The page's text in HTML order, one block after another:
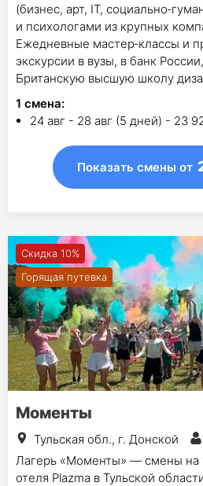
(бизнес, арт, IT,
и психологами из крупных
Ежедневные мастер‑классы и
экскурсии в вузы, в банк
Британскую высшую школу
1 смена:
24 авг - 28 авг (5 дней) - 23
Показать смены от
Скидка 10%
Горящая путевка
Моменты
Тульская обл., г. Донской
Лагерь «Моменты» — смены на
отеля Plazma в Тульской